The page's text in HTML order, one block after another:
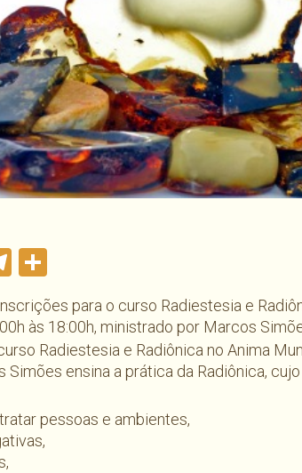
Telegram
para o curso Radiestesia e
às 18:00h, ministrado por Marcos
Radiestesia e Radiônica no Anima
Simões ensina a prática da Radiônica,
pessoas e ambientes,